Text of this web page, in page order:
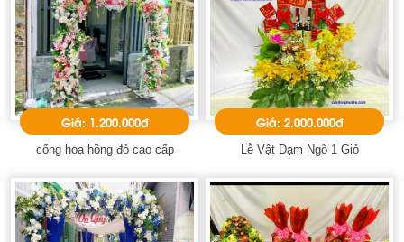
Giá: 1.200.000đ
cổng hoa hồng đỏ cao cấp
Giá: 2.000.000đ
Lễ Vật Dạm Ngõ 1 Giỏ